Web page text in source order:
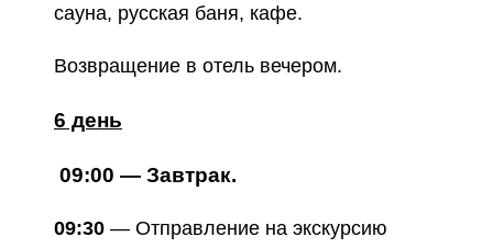
сауна, русская баня, кафе.
Возвращение в отель вечером.
6 день
09:00 — Завтрак.
09:30 — Отправление на экскурсию